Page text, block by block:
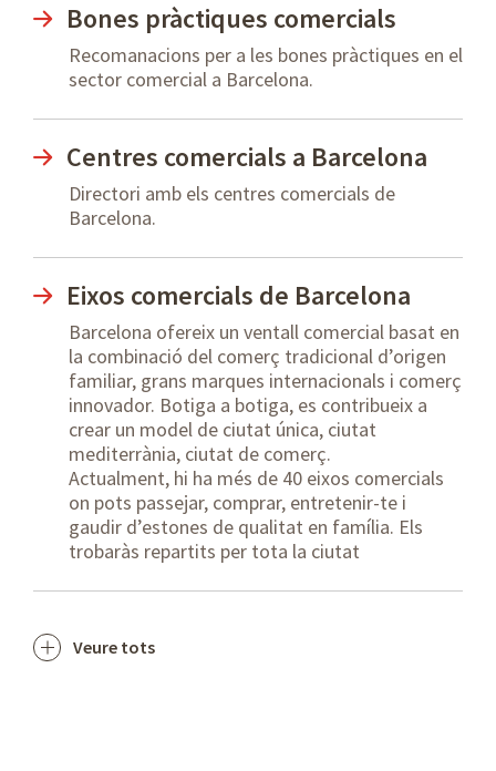
Bones pràctiques comercials
Recomanacions per a les bones pràctiques en el
sector comercial a Barcelona.
Centres comercials a Barcelona
Directori amb els centres comercials de
Barcelona.
Eixos comercials de Barcelona
Barcelona ofereix un ventall comercial basat en
la combinació del comerç tradicional d’origen
familiar, grans marques internacionals i comerç
innovador. Botiga a botiga, es contribueix a
crear un model de ciutat única, ciutat
mediterrània, ciutat de comerç.
Actualment, hi ha més de 40 eixos comercials
on pots passejar, comprar, entretenir-te i
gaudir d’estones de qualitat en família. Els
trobaràs repartits per tota la ciutat
Veure tots